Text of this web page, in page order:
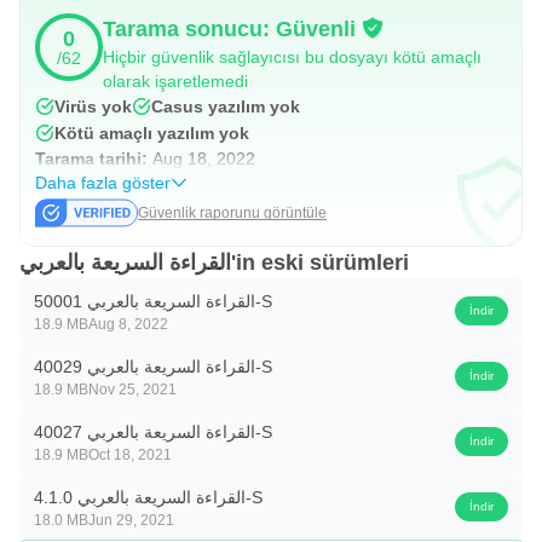
kazandıktan sonra işlerini daha çabuk halledebileceklerdir.
4. Sosyal medya severleri ve haberleri takip edin:
Daha fazla gönderi okuyabilir, arkadaşlarınız ve
çevrenizdeki en son gelişmeler hakkında daha fazla haber
görebilirsiniz.
Hızlı Okumanın Yararları:
sağlar:
1. Zaman kazanın.
2. Daha yüksek eğitim düzeyi.
4. Daha hızlı iş yapın.
0
/62
Tarama sonucu: Güvenli
Hiçbir güvenlik sağlayıcısı bu dosyayı kötü amaçlı
olarak işaretlemedi
Virüs yok
Casus yazılım yok
Kötü amaçlı yazılım yok
Tarama tarihi: Aug 18, 2022
Daha fazla göster
Güvenlik raporunu görüntüle
القراءة السريعة بالعربي'in eski sürümleri
القراءة السريعة بالعربي 50001-S
18.9 MBAug 8, 2022
İndir
القراءة السريعة بالعربي 40029-S
18.9 MBNov 25, 2021
İndir
القراءة السريعة بالعربي 40027-S
18.9 MBOct 18, 2021
İndir
القراءة السريعة بالعربي 4.1.0-S
18.0 MBJun 29, 2021
İndir